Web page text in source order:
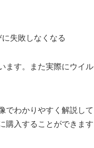
失敗しなくなる
ます。また実際にウイル
でわかりやすく解説して
購入することができます